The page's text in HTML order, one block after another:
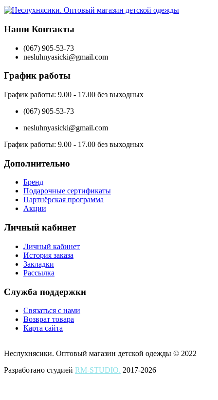
Наши Контакты
(067) 905-53-73
nesluhnyasicki@gmail.com
График работы
График работы: 9.00 - 17.00 без выходных
(067) 905-53-73
nesluhnyasicki@gmail.com
График работы: 9.00 - 17.00 без выходных
Дополнительно
Бренд
Подарочные сертификаты
Партнёрская программа
Акции
Личный кабинет
Личный кабинет
История заказа
Закладки
Рассылка
Служба поддержки
Связаться с нами
Возврат товара
Карта сайта
Неслухнясики. Оптовый магазин детской одежды © 2022
Разработано студией RM-STUDIO. 2017-2026